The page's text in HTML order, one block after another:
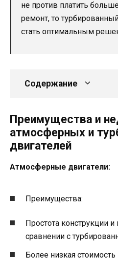
не против платить
ремонт, то
стать оптимальным
Содержание
Преимущества и
атмосферных и
двигателей
Атмосферные двигатели:
Преимущества:
Простота конструкции
сравнении с
Более низкая